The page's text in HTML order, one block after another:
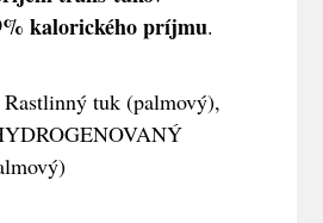
kalorického príjmu.
Rastlinný tuk (palmový),